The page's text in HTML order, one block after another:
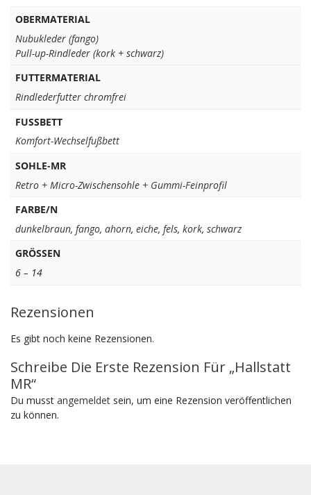
OBERMATERIAL
Nubukleder (fango)
Pull-up-Rindleder (kork + schwarz)
FUTTERMATERIAL
Rindlederfutter chromfrei
FUSSBETT
Komfort-Wechselfußbett
SOHLE-MR
Retro + Micro-Zwischensohle + Gummi-Feinprofil
FARBE/N
dunkelbraun, fango, ahorn, eiche, fels, kork, schwarz
GRÖSSEN
6 – 14
Rezensionen
Es gibt noch keine Rezensionen.
Schreibe Die Erste Rezension Für „Hallstatt
MR“
Du musst angemeldet sein, um eine Rezension veröffentlichen
zu können.